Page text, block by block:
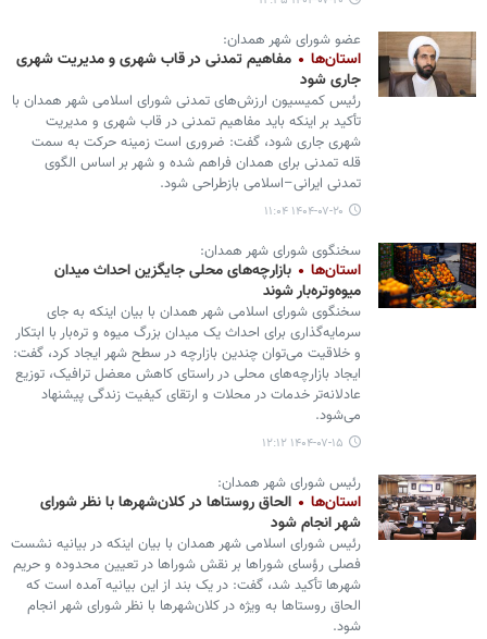
عضو شورای شهر همدان:
استان‌ها
مفاهیم تمدنی در قاب شهری و مدیریت شهری
جاری شود
رئیس کمیسیون ارزش‌های تمدنی شورای اسلامی شهر همدان با
تأکید بر اینکه باید مفاهیم تمدنی در قاب شهری و مدیریت
شهری جاری شود، گفت: ضروری است زمینه حرکت به سمت
قله تمدنی برای همدان فراهم شده و شهر بر اساس الگوی
تمدنی ایرانی–اسلامی بازطراحی شود.
۱۴۰۴-۰۷-۲۰ ۱۱:۰۴
سخنگوی شورای شهر همدان:
استان‌ها
بازارچه‌های محلی جایگزین احداث میدان
میوه‌وتره‌بار شوند
سخنگوی شورای اسلامی شهر همدان با بیان اینکه به جای
سرمایه‌گذاری برای احداث یک میدان بزرگ میوه و تره‌بار با ابتکار
و خلاقیت می‌توان چندین بازارچه در سطح شهر ایجاد کرد، گفت:
ایجاد بازارچه‌های محلی در راستای کاهش معضل ترافیک، توزیع
عادلانه‌تر خدمات در محلات و ارتقای کیفیت زندگی پیشنهاد
می‌شود.
۱۴۰۴-۰۷-۱۵ ۱۲:۱۲
رئیس شورای شهر همدان:
استان‌ها
الحاق روستاها در کلان‌شهرها با نظر شورای
شهر انجام شود
رئیس شورای اسلامی شهر همدان با بیان اینکه در بیانیه نشست
فصلی رؤسای شوراها بر نقش شوراها در تعیین محدوده و حریم
شهرها تأکید شد، گفت: در یک بند از این بیانیه آمده است که
الحاق روستاها به ویژه در کلان‌شهرها با نظر شورای شهر انجام
شود.